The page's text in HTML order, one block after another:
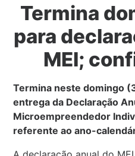
Termina
para
MEI;
Termina neste domingo
entrega da Declaração
Microempreendedor
referente ao ano-